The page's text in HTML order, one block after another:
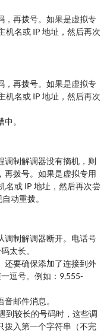
，再拨号。如果是虚拟专
机名或 IP 地址，然后再次
，再拨号。如果是虚拟专
机名或 IP 地址，然后再次
。
调制解调器没有摘机，则
再拨号。如果是虚拟专用
名或 IP 地址，然后再次尝
动重拨。
调制解调器断开。电话号
太长。
还要确保添加了连接到外
逗号。例如：9,555-
邮件消息。
到较长的号码时，这些调
拨入第一个字符串（不完